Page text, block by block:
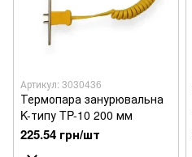
Артикул: 3030436
Термопара занурювальна
K-типу TP-10 200 мм
225.54 грн/шт